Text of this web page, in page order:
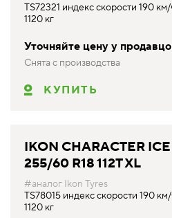
TS72321 индекс скорости 190
1120 кг
Уточняйте цену у
Снята с производства
КУПИТЬ
IKON CHARACTER ICE
255/60 R18 112T XL
#аналог Ikon Tyres
TS78015 индекс скорости 190
1120 кг